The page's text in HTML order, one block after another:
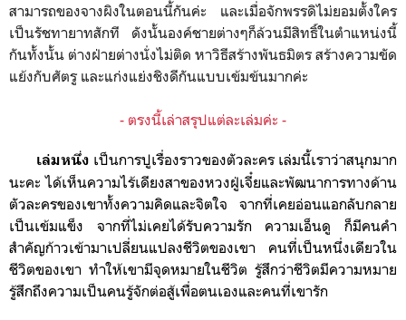
สามารถของจางผิงในตอนนี้กันค่ะ และเมื่อจักพรรดิไม่ยอมตั้งใคร
เป็นรัชทายาทสักที ดังนั้นองค์ชายต่างๆก็ล้วนมีสิทธิ์ในตำแหน่งนี้
กันทั้งนั้น ต่างฝ่ายต่างนั่งไม่ติด หาวิธีสร้างพันธมิตร สร้างความขัด
แย้งกับศัตรู และแก่งแย่งชิงดีกันแบบเข้มข้นมากค่ะ
- ตรงนี้เล่าสรุปแต่ละเล่มค่ะ -
เล่มหนึ่ง เป็นการปูเรื่องราวของตัวละคร เล่มนี้เราว่าสนุกมาก
นะคะ ได้เห็นความไร้เดียงสาของหวงฝู่เจี๋ยและพัฒนาการทางด้าน
ตัวละครของเขาทั้งความคิดและจิตใจ จากที่เคยอ่อนแอกลับกลาย
เป็นเข้มแข็ง จากที่ไม่เคยได้รับความรัก ความเอ็นดู ก็มีคนคำ
สำคัญก้าวเข้ามาเปลี่ยนแปลงชีวิตของเขา คนที่เป็นหนึ่งเดียวใน
ชีวิตของเขา ทำให้เขามีจุดหมายในชีวิต รู้สึกว่าชีวิตมีความหมาย
รู้สึกถึงความเป็นคนรู้จักต่อสู้เพื่อตนเองและคนที่เขารัก